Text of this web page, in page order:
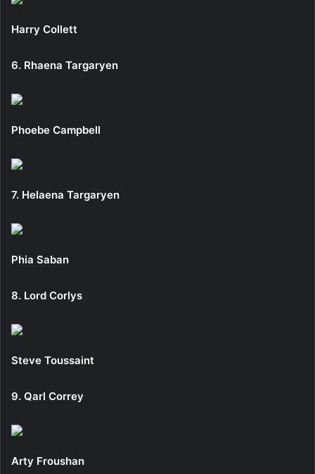
Harry Collett
6. Rhaena Targaryen
Phoebe Campbell
7. Helaena Targaryen
Phia Saban
8. Lord Corlys
Steve Toussaint
9. Qarl Correy
Arty Froushan